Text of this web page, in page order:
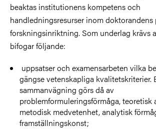
beaktas institutionens kompetens och
handledningsresurser inom doktorandens
forskningsinriktning. Som underlag krävs
bifogar följande:
uppsatser och examensarbeten vilka
gängse vetenskapliga kvalitetskriterier.
sammanvägning görs då av
problemformuleringsförmåga, teoretisk
metodisk medvetenhet, analytisk
framställningskonst;